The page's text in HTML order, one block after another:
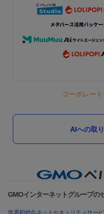
コーポレー
AIへの取
GMOインターネットグループの
世界初総合ネットセキュリティサー